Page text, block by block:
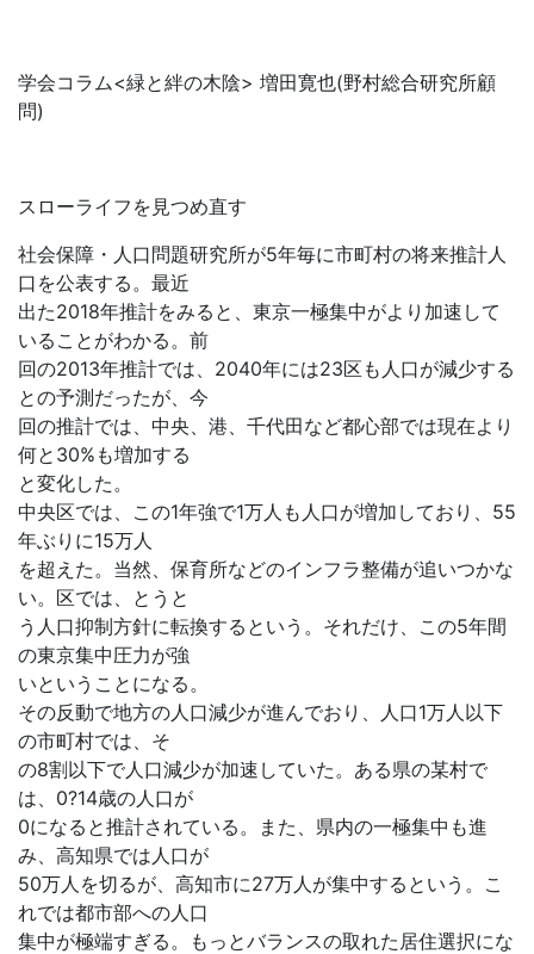
学会コラム<緑と絆の木陰> 増田寛也(野村総合研究所顧
問)
スローライフを見つめ直す
社会保障・人口問題研究所が5年毎に市町村の将来推計人
口を公表する。最近
出た2018年推計をみると、東京一極集中がより加速して
いることがわかる。前
回の2013年推計では、2040年には23区も人口が減少する
との予測だったが、今
回の推計では、中央、港、千代田など都心部では現在より
何と30%も増加する
と変化した。
中央区では、この1年強で1万人も人口が増加しており、55
年ぶりに15万人
を超えた。当然、保育所などのインフラ整備が追いつかな
い。区では、とうと
う人口抑制方針に転換するという。それだけ、この5年間
の東京集中圧力が強
いということになる。
その反動で地方の人口減少が進んでおり、人口1万人以下
の市町村では、そ
の8割以下で人口減少が加速していた。ある県の某村で
は、0?14歳の人口が
0になると推計されている。また、県内の一極集中も進
み、高知県では人口が
50万人を切るが、高知市に27万人が集中するという。こ
れでは都市部への人口
集中が極端すぎる。もっとバランスの取れた居住選択にな